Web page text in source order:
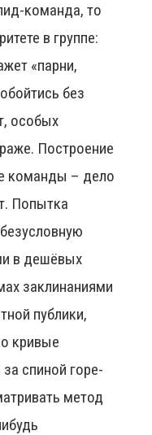
команда, то
в группе:
«парни,
без
особых
Построение
команды – дело
Попытка
в дешёвых
заклинаниями
публики,
кривые
спиной горе-
метод